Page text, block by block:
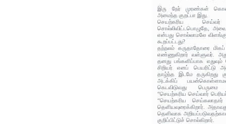
இரு நேர் முரண்கள்
அமைந்த குறட்பா இது.
செயற்கரிய
சொல்லிவிட்டபொழுதே, அவை
என்பது சொல்லாமலே
கூறப்பட்டது?
தந்நலம் கருதாதோரை
எண்ணுகிறார் வள்ளுவர்.
தனது பங்களிப்பாக
சிறியர் எனப் பெயரிட்டு
தாழ்ந்த இடமே
அடக்கிப்
கெடவிடுவது
“செயற்கரிய செய்வார்
“செயற்கரிய
தெளியவுரைக்கிறார்.
தெளிவாக
குறிப்பிட்டுச் சொல்கிறார்.